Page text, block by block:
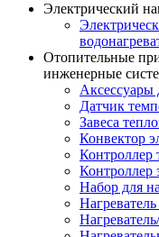
Электрический
Отопительные
инженерные
Аксессуары
Датчик
Завеса
Конвектор
Контроллер
Контроллер
Набор для